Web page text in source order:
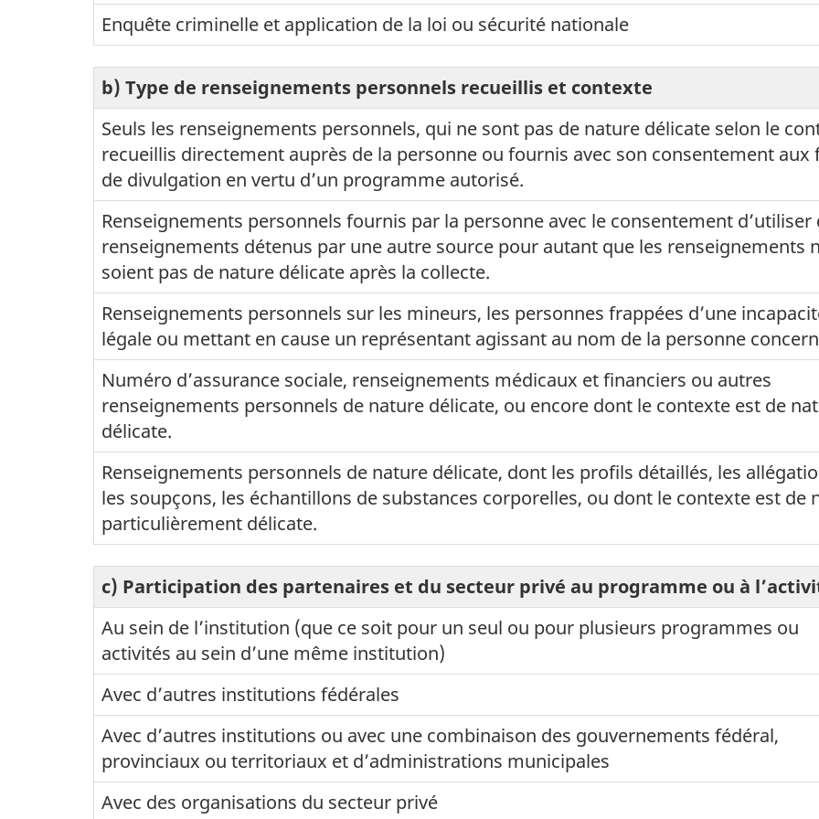
Enquête criminelle et application de la loi ou sécurité nationale
b) Type de renseignements personnels recueillis et contexte
Seuls les renseignements personnels, qui ne sont pas de nature délicate selon le
recueillis directement auprès de la personne ou fournis avec son consentement aux
de divulgation en vertu d’un programme autorisé.
Renseignements personnels fournis par la personne avec le consentement d’utiliser
renseignements détenus par une autre source pour autant que les renseignements
soient pas de nature délicate après la collecte.
Renseignements personnels sur les mineurs, les personnes frappées d’une
légale ou mettant en cause un représentant agissant au nom de la personne
Numéro d’assurance sociale, renseignements médicaux et financiers ou autres
renseignements personnels de nature délicate, ou encore dont le contexte est de
délicate.
Renseignements personnels de nature délicate, dont les profils détaillés, les
les soupçons, les échantillons de substances corporelles, ou dont le contexte est de
particulièrement délicate.
c) Participation des partenaires et du secteur privé au programme ou à
Au sein de l’institution (que ce soit pour un seul ou pour plusieurs programmes ou
activités au sein d’une même institution)
Avec d’autres institutions fédérales
Avec d’autres institutions ou avec une combinaison des gouvernements fédéral,
provinciaux ou territoriaux et d’administrations municipales
Avec des organisations du secteur privé